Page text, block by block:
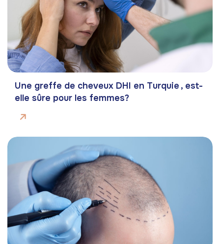
Une greffe de cheveux DHI en Turquie , est-
elle sûre pour les femmes?